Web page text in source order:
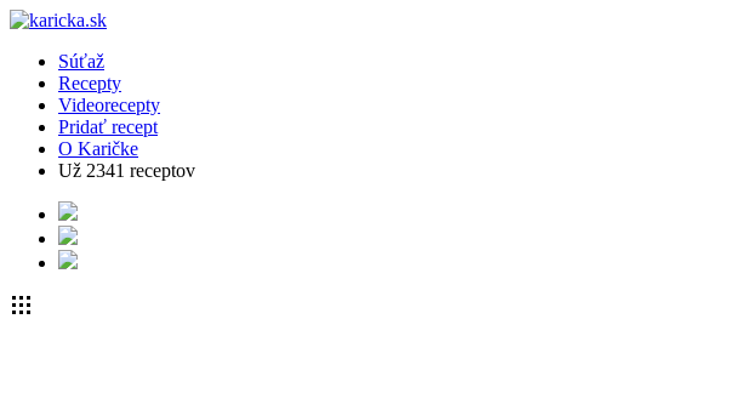
Súťaž
Recepty
Videorecepty
Pridať recept
O Karičke
Už 2341 receptov